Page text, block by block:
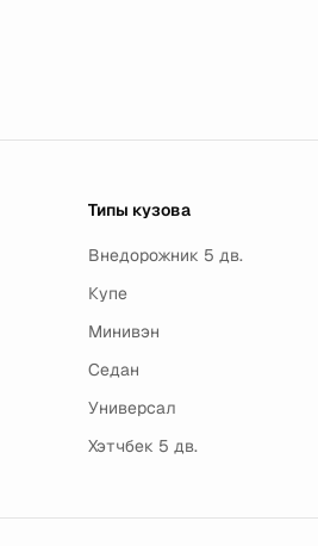
Типы кузова
Внедорожник 5 дв.
Купе
Минивэн
Седан
Универсал
Хэтчбек 5 дв.